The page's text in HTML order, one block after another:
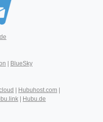
BlueSky
Hubuhost.com
Hubu.de